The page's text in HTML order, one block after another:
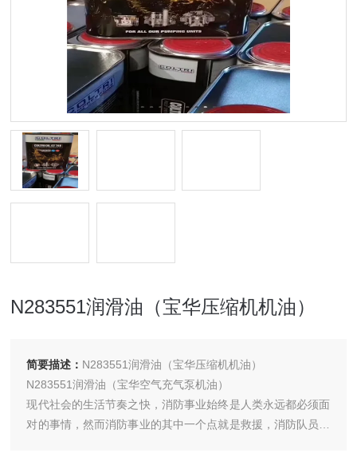
N283551润滑油（宝华压缩机机油）
简要描述： N283551润滑油（宝华压缩机机油）
N283551润滑油（宝华空气充气泵机油）
现代社会的生活节奏之快，消防事业始终是人类永远都必须面
对的事情，然而消防事业的其中一个点就是救援，消防队员迅